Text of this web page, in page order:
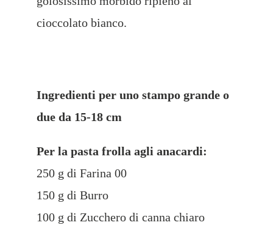
cioccolato bianco.
Ingredienti per uno stampo grande o
due da 15-18 cm
Per la pasta frolla agli anacardi:
250 g di Farina 00
150 g di Burro
100 g di Zucchero di canna chiaro